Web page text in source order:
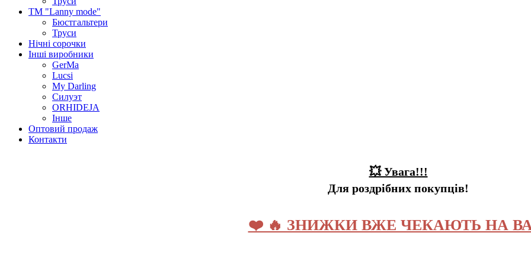
ТМ "Lanny mode"
Бюстгальтери
Труси
Нічні сорочки
Інші виробники
GerMa
Lucsi
My Darling
Силуэт
ORHIDEJA
Інше
Оптовий продаж
Контакти
💥 Увага!!!
Для роздрібних покупців!
❤️ 🔥 ЗНИЖКИ ВЖЕ ЧЕКАЮТЬ НА